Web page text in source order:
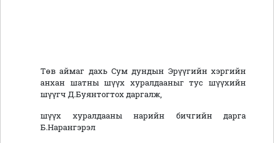
Төв аймаг дахь Сум дундын Эрүүгийн хэргийн
анхан шатны шүүх хуралдааныг тус шүүхийн
шүүгч Д.Буянтогтох даргалж,
шүүх хуралдааны нарийн бичгийн дарга
Б.Нарангэрэл